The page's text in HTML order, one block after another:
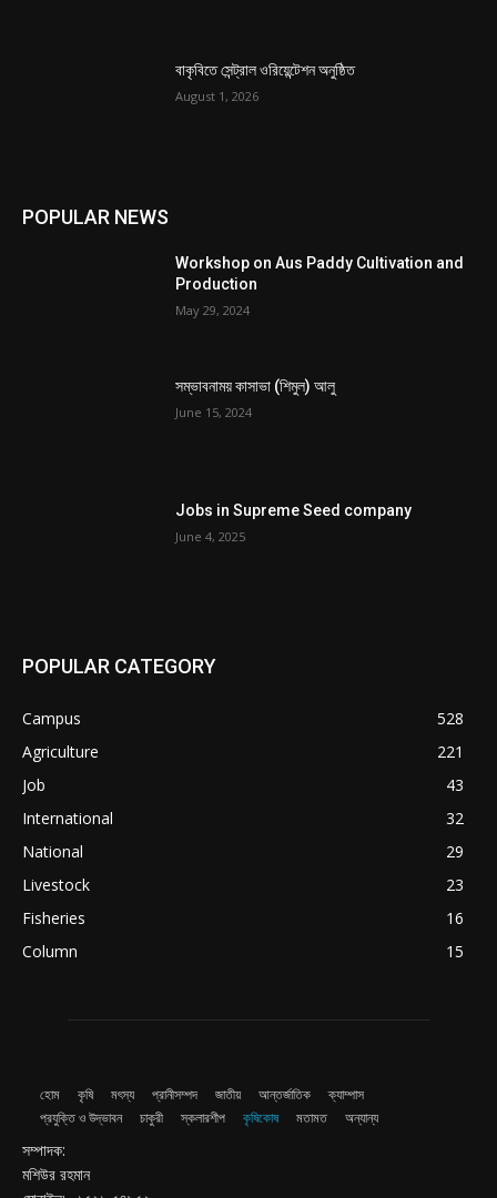
বাকৃবিতে সেন্ট্রাল ওরিয়েন্টেশন অনুষ্ঠিত
August 1, 2026
POPULAR NEWS
Workshop on Aus Paddy Cultivation and
Production
May 29, 2024
সম্ভাবনাময় কাসাভা (শিমুল) আলু
June 15, 2024
Jobs in Supreme Seed company
June 4, 2025
POPULAR CATEGORY
Campus
528
Agriculture
221
Job
43
International
32
National
29
Livestock
23
Fisheries
16
Column
15
হোম কৃষি মৎস্য প্রানীসম্পদ জাতীয় আন্তর্জাতিক
ক্যাম্পাস
প্রযুক্তি ও উদ্ভাবন
চাকুরী স্কলারশীপ কৃষিকোষ মতামত অন্যান্য
সম্পাদক:
মশিউর রহমান